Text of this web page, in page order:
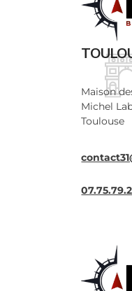
Maison
Michel
Toulouse